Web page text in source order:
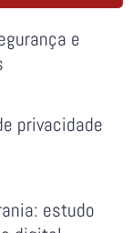
e
privacidade
estudo